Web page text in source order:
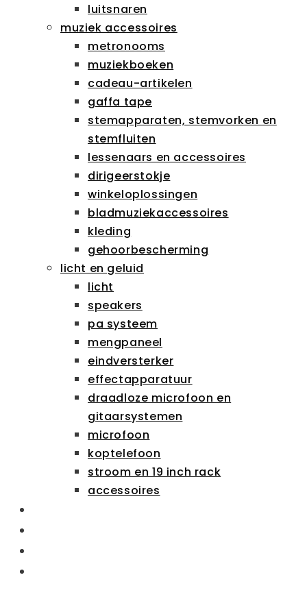
luitsnaren
muziek accessoires
metronooms
muziekboeken
cadeau-artikelen
gaffa tape
stemapparaten, stemvorken en
stemfluiten
lessenaars en accessoires
dirigeerstokje
winkeloplossingen
bladmuziekaccessoires
kleding
gehoorbescherming
licht en geluid
licht
speakers
pa systeem
mengpaneel
eindversterker
effectapparatuur
draadloze microfoon en
gitaarsystemen
microfoon
koptelefoon
stroom en 19 inch rack
accessoires